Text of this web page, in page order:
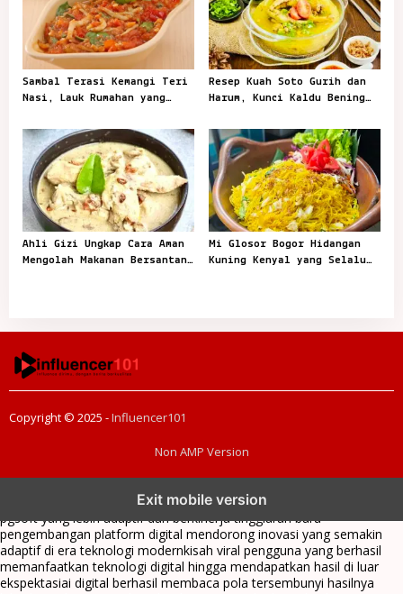
Sambal Terasi Kemangi Teri
Nasi, Lauk Rumahan yang
Resep Kuah Soto Gurih dan
Harum, Kunci Kaldu Bening
Ahli Gizi Ungkap Cara Aman
Mengolah Makanan Bersantan
Mi Glosor Bogor Hidangan
Kuning Kenyal yang Selalu
Copyright © 2025 -Influencer101
Non AMP Version
Exit mobile version
menghadirkan inovasi berkualitasai digital menjadi kunci analisis data
pgsoft yang lebih adaptif dan berkinerja tinggiarah baru
pengembangan platform digital mendorong inovasi yang semakin
adaptif di era teknologi modernkisah viral pengguna yang berhasil
memanfaatkan teknologi digital hingga mendapatkan hasil di luar
ekspektasiai digital berhasil membaca pola tersembunyi hasilnya